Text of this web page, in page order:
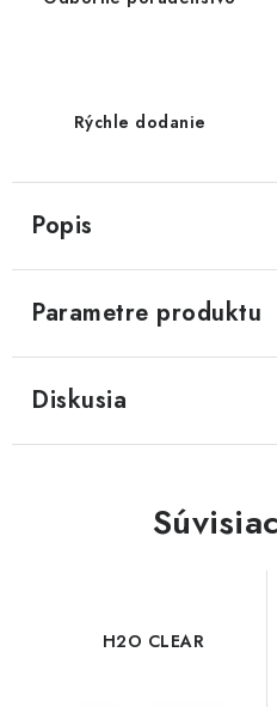
Rýchle dodanie
Popis
Parametre produktu
Diskusia
H2O CLEAR